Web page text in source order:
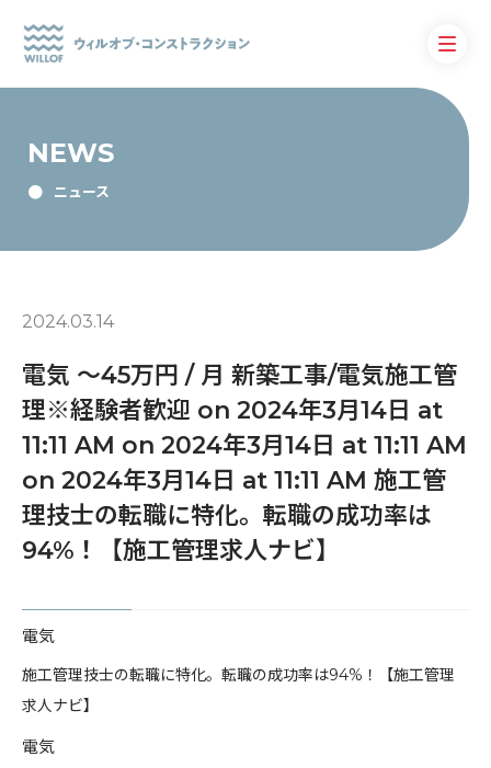
NEWS
ニュース
2024.03.14
電気 〜45万円 / 月 新築工事/電気施工管
理※経験者歓迎 on 2024年3月14日 at
11:11 AM on 2024年3月14日 at 11:11 AM
on 2024年3月14日 at 11:11 AM 施工管
理技士の転職に特化。転職の成功率は
94%！【施工管理求人ナビ】
電気
​施工管理技士の転職に特化。転職の成功率は94%！【施工管理
求人ナビ】
電気